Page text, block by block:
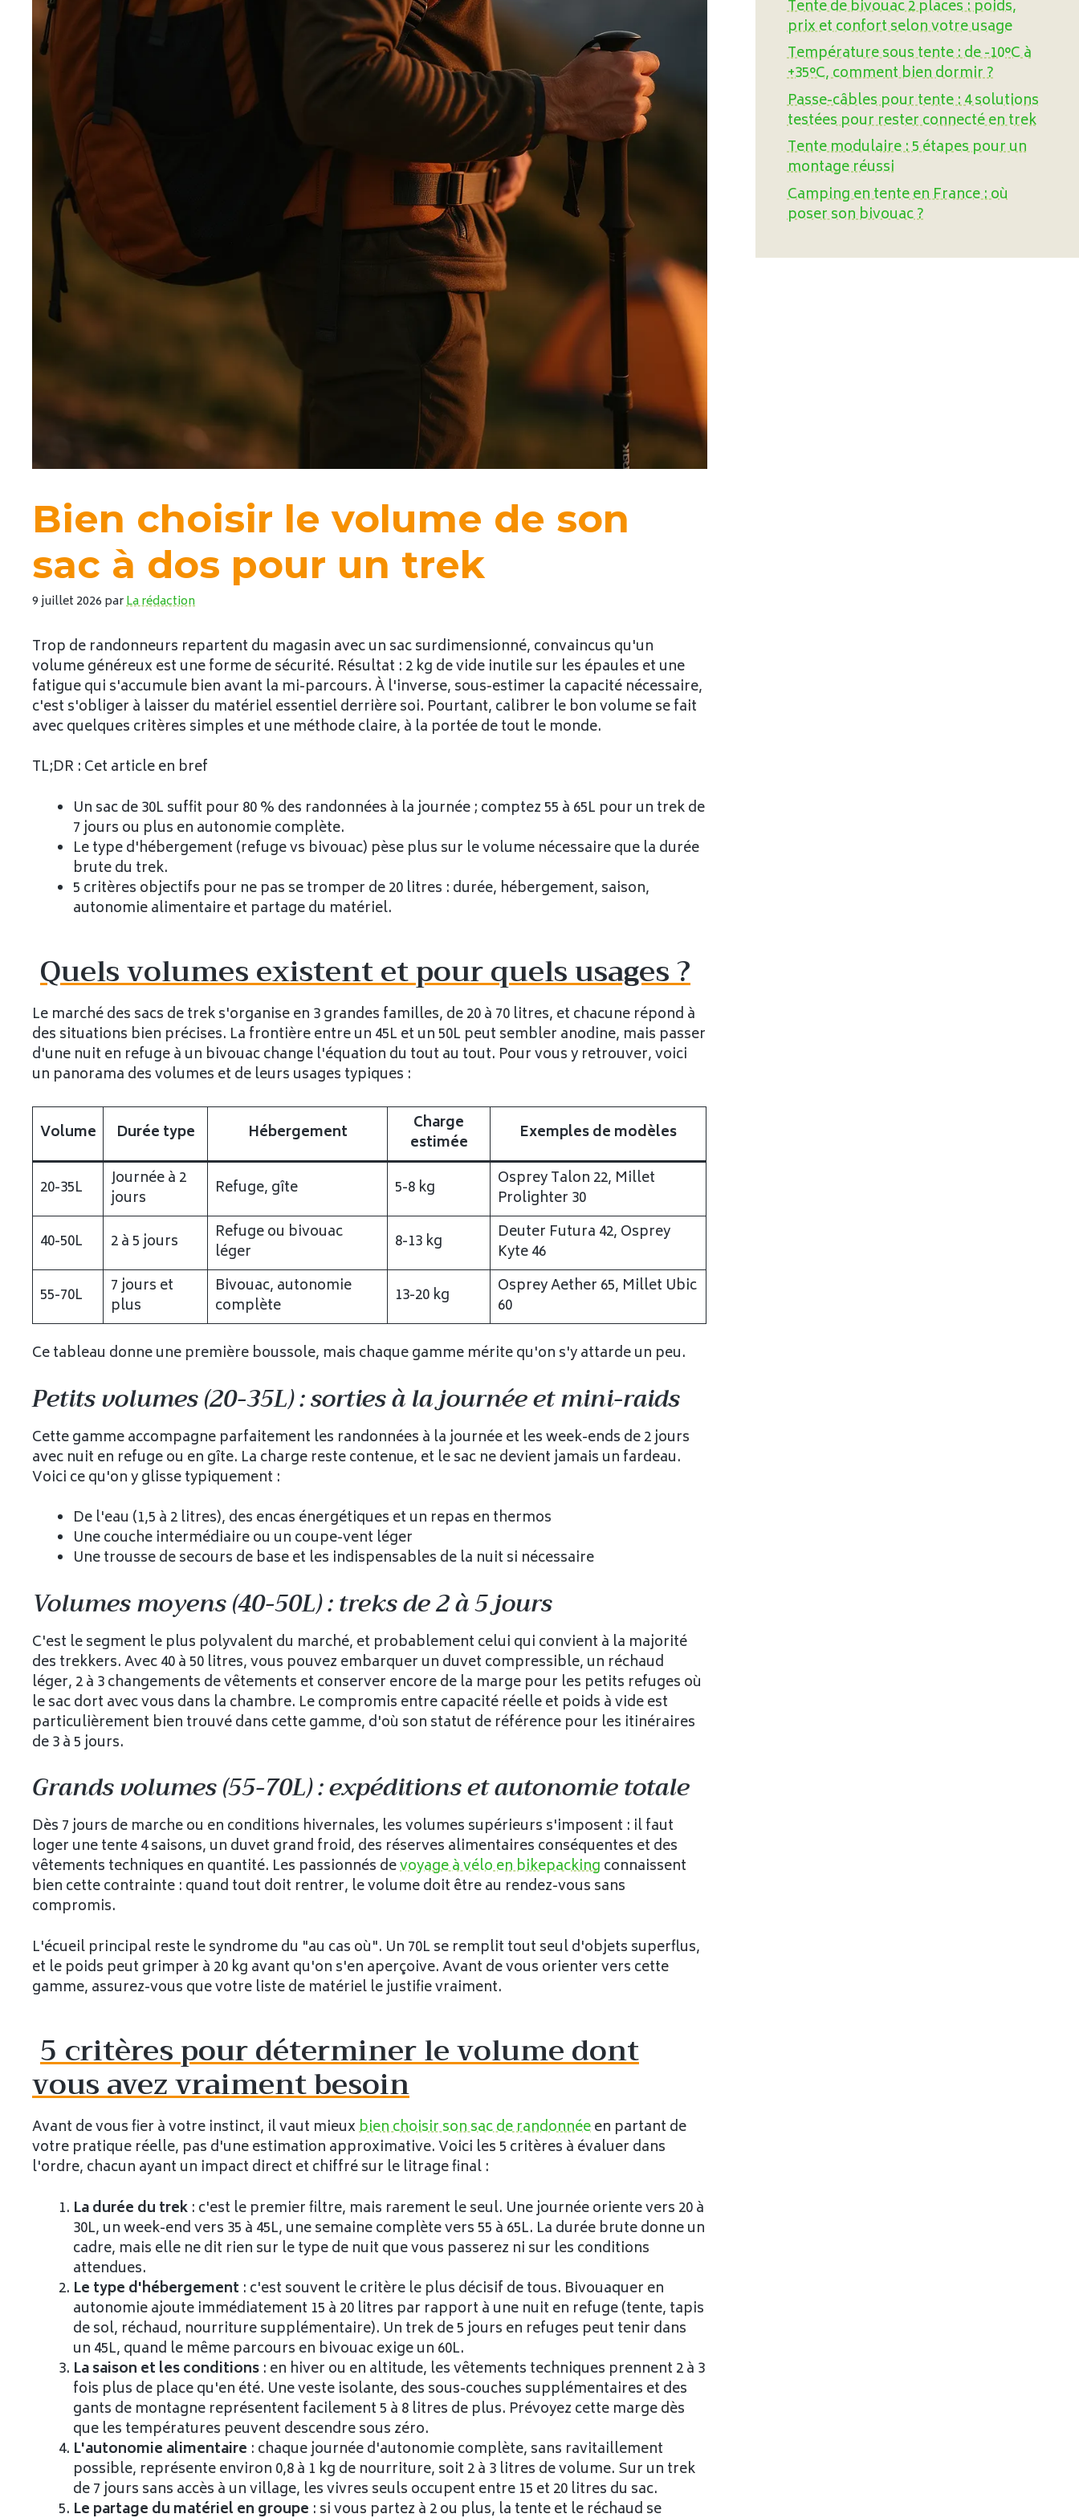
Bien choisir le volume de son
sac à dos pour un trek
9 juillet 2026 parLa rédaction
Trop de randonneurs repartent du magasin avec un sac surdimensionné, convaincus qu'un
volume généreux est une forme de sécurité. Résultat : 2 kg de vide inutile sur les épaules et une
fatigue qui s'accumule bien avant la mi-parcours. À l'inverse, sous-estimer la capacité nécessaire,
c'est s'obliger à laisser du matériel essentiel derrière soi. Pourtant, calibrer le bon volume se fait
avec quelques critères simples et une méthode claire, à la portée de tout le monde.
TL;DR : Cet article en bref
Un sac de 30L suffit pour 80 % des randonnées à la journée ; comptez 55 à 65L pour un trek de
7 jours ou plus en autonomie complète.
Le type d'hébergement (refuge vs bivouac) pèse plus sur le volume nécessaire que la durée
brute du trek.
5 critères objectifs pour ne pas se tromper de 20 litres : durée, hébergement, saison,
autonomie alimentaire et partage du matériel.
Quels volumes existent et pour quels usages ?
Le marché des sacs de trek s'organise en 3 grandes familles, de 20 à 70 litres, et chacune répond à
des situations bien précises. La frontière entre un 45L et un 50L peut sembler anodine, mais passer
d'une nuit en refuge à un bivouac change l'équation du tout au tout. Pour vous y retrouver, voici
un panorama des volumes et de leurs usages typiques :
Volume Durée type Hébergement
Charge
estimée
Exemples de modèles
20-35L
Journée à 2
jours
Refuge, gîte 5-8 kg
Osprey Talon 22, Millet
Prolighter 30
40-50L
2 à 5 jours
Refuge ou bivouac
léger
8-13 kg
Deuter Futura 42, Osprey
Kyte 46
55-70L
7 jours et
plus
Bivouac, autonomie
complète
13-20 kg
Osprey Aether 65, Millet Ubic
60
Ce tableau donne une première boussole, mais chaque gamme mérite qu'on s'y attarde un peu.
Petits volumes (20-35L) : sorties à la journée et mini-raids
Cette gamme accompagne parfaitement les randonnées à la journée et les week-ends de 2 jours
avec nuit en refuge ou en gîte. La charge reste contenue, et le sac ne devient jamais un fardeau.
Voici ce qu'on y glisse typiquement :
De l'eau (1,5 à 2 litres), des encas énergétiques et un repas en thermos
Une couche intermédiaire ou un coupe-vent léger
Une trousse de secours de base et les indispensables de la nuit si nécessaire
Volumes moyens (40-50L) : treks de 2 à 5 jours
C'est le segment le plus polyvalent du marché, et probablement celui qui convient à la majorité
des trekkers. Avec 40 à 50 litres, vous pouvez embarquer un duvet compressible, un réchaud
léger, 2 à 3 changements de vêtements et conserver encore de la marge pour les petits refuges où
le sac dort avec vous dans la chambre. Le compromis entre capacité réelle et poids à vide est
particulièrement bien trouvé dans cette gamme, d'où son statut de référence pour les itinéraires
de 3 à 5 jours.
Grands volumes (55-70L) : expéditions et autonomie totale
Dès 7 jours de marche ou en conditions hivernales, les volumes supérieurs s'imposent : il faut
loger une tente 4 saisons, un duvet grand froid, des réserves alimentaires conséquentes et des
vêtements techniques en quantité. Les passionnés devoyage à vélo en bikepacking connaissent
bien cette contrainte : quand tout doit rentrer, le volume doit être au rendez-vous sans
compromis.
L'écueil principal reste le syndrome du "au cas où". Un 70L se remplit tout seul d'objets superflus,
et le poids peut grimper à 20 kg avant qu'on s'en aperçoive. Avant de vous orienter vers cette
gamme, assurez-vous que votre liste de matériel le justifie vraiment.
5 critères pour déterminer le volume dont
vous avez vraiment besoin
Avant de vous fier à votre instinct, il vaut mieuxbien choisir son sac de randonnéeen partant de
votre pratique réelle, pas d'une estimation approximative. Voici les 5 critères à évaluer dans
l'ordre, chacun ayant un impact direct et chiffré sur le litrage final :
La durée du trek : c'est le premier filtre, mais rarement le seul. Une journée oriente vers 20 à
30L, un week-end vers 35 à 45L, une semaine complète vers 55 à 65L. La durée brute donne un
cadre, mais elle ne dit rien sur le type de nuit que vous passerez ni sur les conditions
attendues.
Le type d'hébergement : c'est souvent le critère le plus décisif de tous. Bivouaquer en
autonomie ajoute immédiatement 15 à 20 litres par rapport à une nuit en refuge (tente, tapis
de sol, réchaud, nourriture supplémentaire). Un trek de 5 jours en refuges peut tenir dans
un 45L, quand le même parcours en bivouac exige un 60L.
La saison et les conditions : en hiver ou en altitude, les vêtements techniques prennent 2 à 3
fois plus de place qu'en été. Une veste isolante, des sous-couches supplémentaires et des
gants de montagne représentent facilement 5 à 8 litres de plus. Prévoyez cette marge dès
que les températures peuvent descendre sous zéro.
L'autonomie alimentaire : chaque journée d'autonomie complète, sans ravitaillement
possible, représente environ 0,8 à 1 kg de nourriture, soit 2 à 3 litres de volume. Sur un trek
de 7 jours sans accès à un village, les vivres seuls occupent entre 15 et 20 litres du sac.
Le partage du matériel en groupe : si vous partez à 2 ou plus, la tente et le réchaud se
Tente de bivouac 2 places : poids,
prix et confort selon votre usage
Température sous tente : de -10°C à
+35°C, comment bien dormir ?
Passe-câbles pour tente : 4 solutions
testées pour rester connecté en trek
Tente modulaire : 5 étapes pour un
montage réussi
Camping en tente en France : où
poser son bivouac ?